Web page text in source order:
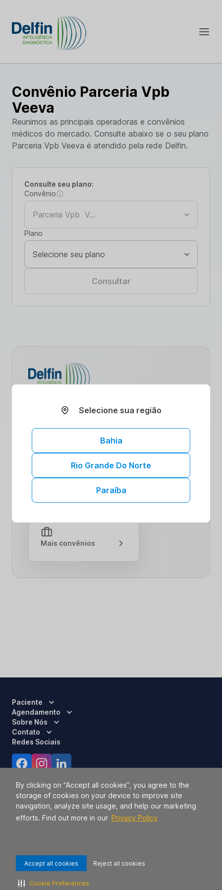
By clicking on “Accept all cookies”, you agree to the
storage of cookies on your device to improve site
navigation, analyze site usage, and help our marketing
efforts. Find out more in our Privacy Policy
Accept all cookies Reject all cookies
Cookie Preferences
Convênio Parceria Vpb
Veeva
Reunimos as principais operadoras e convênios
médicos do mercado. Consulte abaixo se o seu plano
Parceria Vpb Veeva é atendido pela rede Delfin.
Consulte seu plano:
Convênio
Plano
Consultar
estratégicas estão revolucionando o acesso
promoção de uma vida saudável,
oferecemos benefícios exclusivos e
cuidados de qualidade. Explore nossa
comunidade comprometida com seu bem-
estar. Saiba mais sobre como nossas
colaborações podem impulsionar sua jornada
Mais convênios
Paciente
Agendamento
Sobre Nós
Contato
Redes Sociais
Responsável Técnico:Dra. Luci Mara Barbiero – CRM 120.433/SP
2026 TODOS OS DIREITOS RESERVADOS.
Selecione sua região
Bahia
Rio Grande Do Norte
Paraíba